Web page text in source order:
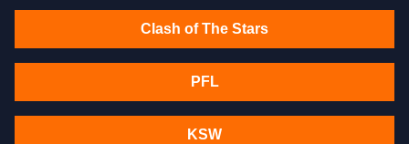
Clash of The Stars
PFL
KSW